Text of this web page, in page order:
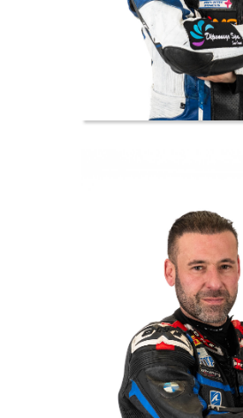
32 //
Cyril
BRUNET
LUGARDON